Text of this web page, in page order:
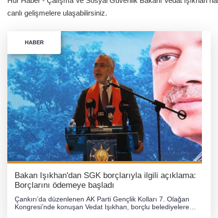
canlı gelişmelere ulaşabilirsiniz.
HABER
Bakan Işıkhan'dan SGK borçlarıyla ilgili açıklama:
Borçlarını ödemeye başladı
Çankırı’da düzenlenen AK Parti Gençlik Kolları 7. Olağan
Kongresi’nde konuşan Vedat Işıkhan, borçlu belediyelere